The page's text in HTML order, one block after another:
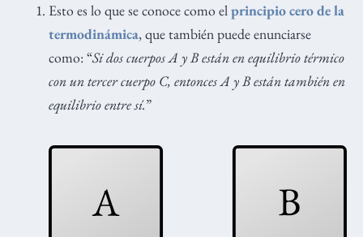
Esto es lo que se conoce como elprincipio cero de la
termodinámica, que también puede enunciarse
como: “Si dos cuerpos A y B están en equilibrio térmico
con un tercer cuerpo C, entonces A y B están también en
equilibrio entre sí.”